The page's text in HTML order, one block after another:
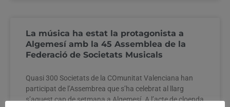
La música ha estat la protagonista a
Algemesí amb la 45 Assemblea de la
Federació de Societats Musicals
Quasi 300 Societats de la COmunitat Valenciana han
participat de l’Assembrea que s’ha celebrat al llarg
s’aquest cap de setmana a Algemesí. A l’acte de cloenda